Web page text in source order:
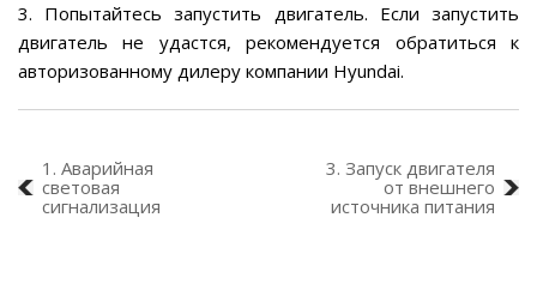
3. Попытайтесь запустить двигатель. Если запустить
двигатель не удастся, рекомендуется обратиться к
авторизованному дилеру компании Hyundai.
1. Аварийная
световая
сигнализация
3. Запуск двигателя
от внешнего
источника питания